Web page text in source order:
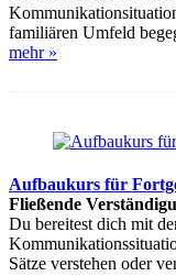
familiären Umfeld
mehr »
Aufbaukurs für
Fließende
Du bereitest dich mit
Sätze verstehen oder